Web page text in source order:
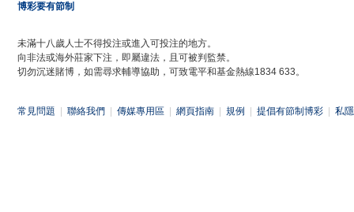
博彩要有節制
未滿十八歲人士不得投注或進入可投注的地方。
向非法或海外莊家下注，即屬違法，且可被判監禁。
切勿沉迷賭博，如需尋求輔導協助，可致電平和基金熱線1834 633。
常見問題 聯絡我們 傳媒專用區 網頁指南 規例 提倡有節制博彩 私